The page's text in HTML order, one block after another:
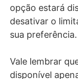
opção estará
desativar o
sua preferência.
Vale lembrar
disponível